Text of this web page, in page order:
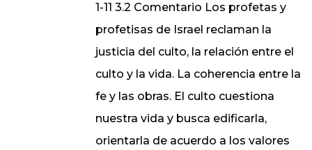
1-11 3.2 Comentario Los profetas y
profetisas de Israel reclaman la
justicia del culto, la relación entre el
culto y la vida. La coherencia entre la
fe y las obras. El culto cuestiona
nuestra vida y busca edificarla,
orientarla de acuerdo a los valores